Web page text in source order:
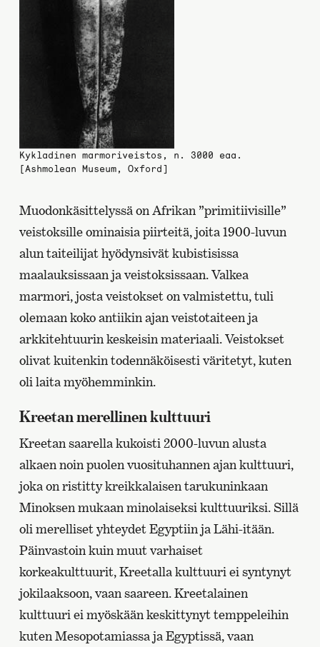
Kykladinen marmoriveistos, n. 3000 eaa.
[Ashmolean Museum, Oxford]
Muodonkäsittelyssä on Afrikan ”primitiivisille”
veistoksille ominaisia piirteitä, joita 1900-luvun
alun taiteilijat hyödynsivät kubistisissa
maalauksissaan ja veistoksissaan. Valkea
marmori, josta veistokset on valmistettu, tuli
olemaan koko antiikin ajan veistotaiteen ja
arkkitehtuurin keskeisin materiaali. Veistokset
olivat kuitenkin todennäköisesti väritetyt, kuten
oli laita myöhemminkin.
Kreetan merellinen kulttuuri
Kreetan saarella kukoisti 2000-luvun alusta
alkaen noin puolen vuosituhannen ajan kulttuuri,
joka on ristitty kreikkalaisen tarukuninkaan
Minoksen mukaan minolaiseksi kulttuuriksi. Sillä
oli merelliset yhteydet Egyptiin ja Lähi-itään.
Päinvastoin kuin muut varhaiset
korkeakulttuurit, Kreetalla kulttuuri ei syntynyt
jokilaaksoon, vaan saareen. Kreetalainen
kulttuuri ei myöskään keskittynyt temppeleihin
kuten Mesopotamiassa ja Egyptissä, vaan